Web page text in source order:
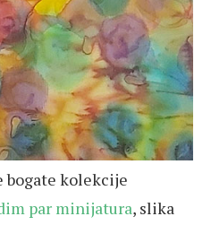
kolekcije
par minijatura, slika